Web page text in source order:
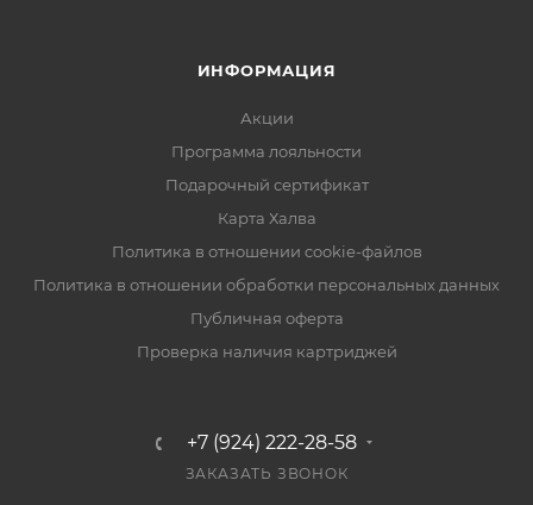
ИНФОРМАЦИЯ
Акции
Программа лояльности
Подарочный сертификат
Карта Халва
Политика в отношении cookie-файлов
Политика в отношении обработки персональных данных
Публичная оферта
Проверка наличия картриджей
+7 (924) 222-28-58
ЗАКАЗАТЬ ЗВОНОК